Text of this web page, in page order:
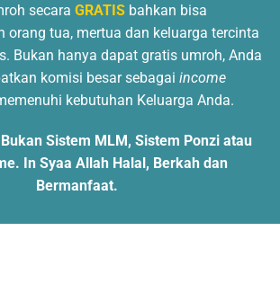
secara GRATIS bahkan bisa
orang tua, mertua dan keluarga tercinta
Bukan hanya dapat gratis umroh, Anda
komisi besar sebagai income
kebutuhan Keluarga Anda.
Sistem MLM, Sistem Ponzi atau
In Syaa Allah Halal, Berkah dan
Bermanfaat.